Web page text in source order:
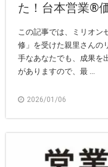
た！台本営業®️
この記事では、ミリオ
修」を受けた親里さんの
手なあなたでも、成果を
がありますので、最 ...
2026/01/06